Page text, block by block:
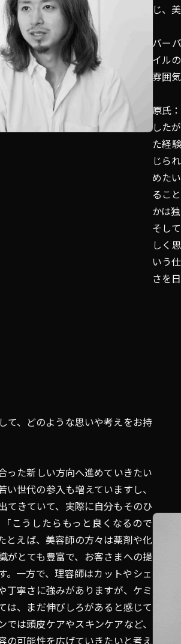
じ、
バー
イル
雰囲
原氏
した
た経
じら
めた
るこ
かは
そし
しく
いう
さを
て、どのような思いや考えをお持
った新しい方向へ進めていきたい
世代の参入も増えていますし、
てきていて、実際に自分もそのひ
こうしたらもっと良くなるので
とえば、美容師の方々は薬剤や化
がとても豊富で、お客さまへの提
。一方で、理容師はカットやシェ
丁寧さに強みがありますが、ケミ
は、まだ伸びしろがあると感じて
は頭皮ケアやスキンケアなど、
の可能性を広げていきたいと考え